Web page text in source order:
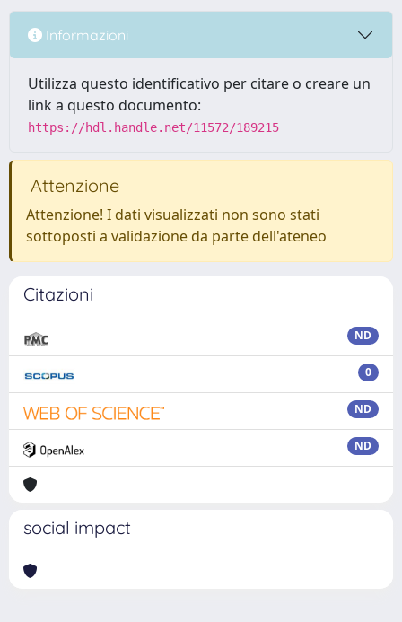
Informazioni
Utilizza questo identificativo per citare o creare un
link a questo documento:
https://hdl.handle.net/11572/189215
Attenzione
Attenzione! I dati visualizzati non sono stati
sottoposti a validazione da parte dell'ateneo
Citazioni
ND
0
ND
ND
social impact